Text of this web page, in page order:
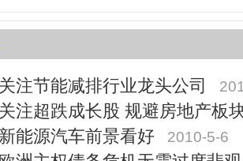
注节能减排行业龙头公司
注超跌成长股 规避房地产板
能源汽车前景看好
2010-5-6